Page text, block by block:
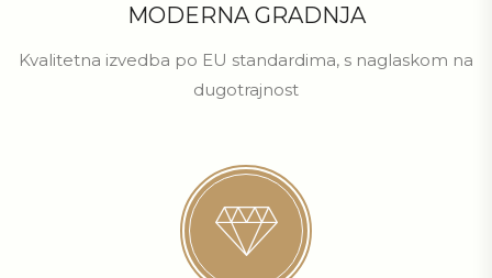
MODERNA GRADNJA
Kvalitetna izvedba po EU standardima, s naglaskom na
dugotrajnost